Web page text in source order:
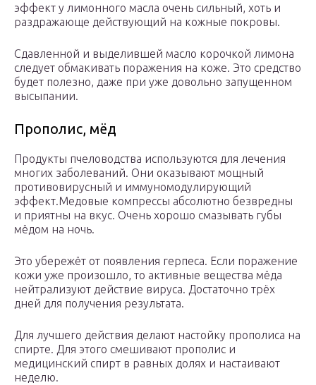
эффект у лимонного масла очень сильный, хоть и
раздражающе действующий на кожные покровы.
Сдавленной и выделившей масло корочкой лимона
следует обмакивать поражения на коже. Это средство
будет полезно, даже при уже довольно запущенном
высыпании.
Прополис, мёд
Продукты пчеловодства используются для лечения
многих заболеваний. Они оказывают мощный
противовирусный и иммуномодулирующий
эффект.Медовые компрессы абсолютно безвредны
и приятны на вкус. Очень хорошо смазывать губы
мёдом на ночь.
Это убережёт от появления герпеса. Если поражение
кожи уже произошло, то активные вещества мёда
нейтрализуют действие вируса. Достаточно трёх
дней для получения результата.
Для лучшего действия делают настойку прополиса на
спирте. Для этого смешивают прополис и
медицинский спирт в равных долях и настаивают
неделю.